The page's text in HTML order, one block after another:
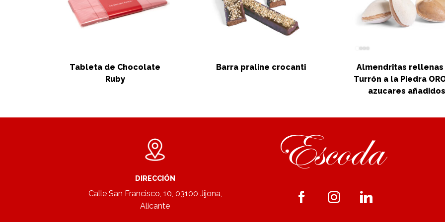
Tableta de Chocolate
Ruby
Barra praline crocanti
Almendritas rellenas
Turrón a la Piedra
azucares añadidos
DIRECCIÓN
Calle San Francisco, 10, 03100 Jijona,
Alicante
FacebookInstagramLinkedin